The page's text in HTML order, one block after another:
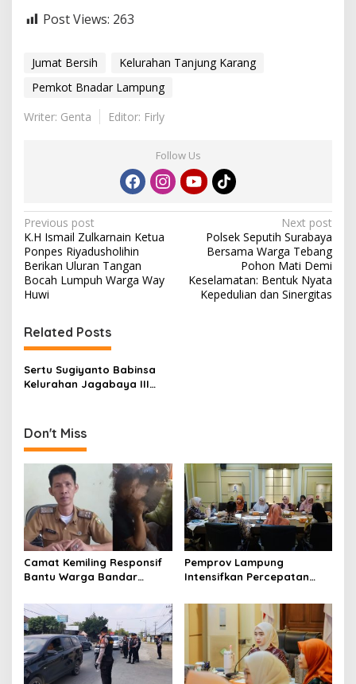
Post Views: 263
Jumat Bersih
Kelurahan Tanjung Karang
Pemkot Bnadar Lampung
Writer: Genta
Editor: Firly
Follow Us
P
o
s
t
a
v
i
a
t
i
n
Previous post
K.H Ismail Zulkarnain Ketua
Ponpes Riyadusholihin
Berikan Uluran Tangan
Bocah Lumpuh Warga Way
Huwi
Next post
Polsek Seputih Surabaya
Bersama Warga Tebang
Pohon Mati Demi
Keselamatan: Bentuk Nyata
Kepedulian dan Sinergitas
Related Posts
Sertu Sugiyanto Babinsa
Kelurahan Jagabaya III
Warga
Don't Miss
Camat Kemiling Responsif
Bantu Warga Bandar
Anak Putus Sekolah
Pemprov Lampung
Intensifkan Percepatan
Tuberkulosis di Tanggamus